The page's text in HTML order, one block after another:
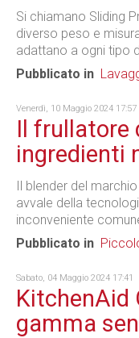
Si chiamano Sliding
diverso peso e
adattano a ogni tipo
Pubblicato in
Venerdì, 10 Maggio 2024 17:57
Il frullatore
ingredienti
Il blender del
avvale della
inconveniente
Pubblicato in
Sabato, 04 Maggio 2024 17:41
KitchenAid
gamma